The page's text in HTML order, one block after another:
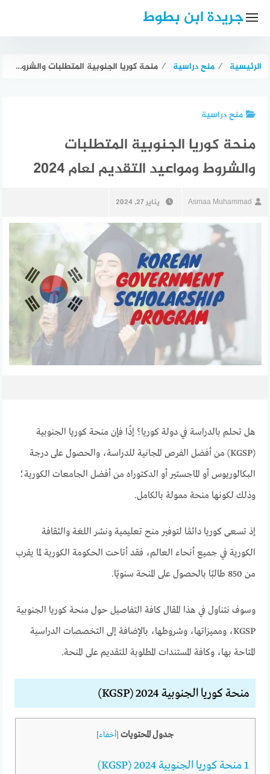
جريدة ابن بطوط
الرئيسية ⁄ منح دراسية ⁄ منحة كوريا الجنوبية المتطلبات والشروط ومواعيد التقديم لعام 2024
منح دراسية
منحة كوريا الجنوبية المتطلبات
والشروط ومواعيد التقديم لعام 2024
Asmaa Muhammad يناير 27, 2024
هل تحلم بالدراسة في دولة كوريا؟ إذًا فإن منحة كوريا الجنوبية
(KGSP) من أفضل الفرص المجانية للدراسة، والحصول على درجة
البكالوريوس أو الماجستير أو الدكتوراه من أفضل الجامعات الكورية؛
وذلك لكونها منحة ممولة بالكامل.
إذ تسعى كوريا دائمًا لتوفير منح تعليمية ونشر اللغة والثقافة
الكورية في جميع أنحاء العالم، فقد أتاحت الحكومة الكورية لما يقرب
من 850 طالبًا بالحصول على المنحة سنويًا.
وسوف نتناول في هذا المقال كافة التفاصيل حول منحة كوريا الجنوبية
KGSP، ومميزاتها، وشروطها، بالإضافة إلى التخصصات الدراسية
المتاحة بها، وكافة المستندات المطلوبة للتقديم على المنحة.
منحة كوريا الجنوبية 2024 (KGSP)
جدول المحتويات [أخفاء]
1منحة كوريا الجنوبية 2024 (KGSP)